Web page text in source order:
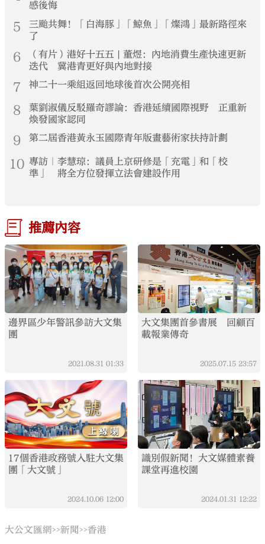
感後悔
5
三颱共舞！「白海豚」「鯨魚」「燦鴻」最新路徑來
了
6
（有片）港好十五五 | 董煜：內地消費生產快速更新
迭代 冀港青更好與內地對接
7 神二十一乘組返回地球後首次公開亮相
8
葉劉淑儀反駁羅奇謬論：香港延續國際視野 正重新
煥發國家認同
9 第二屆香港黃永玉國際青年版畫藝術家扶持計劃
10 專訪｜李慧琼：議員上京研修是「充電」和「校
準」 將全方位發揮立法會建設作用
推薦內容
邊界區少年警訊參訪大文集
團
2021.08.31 01:33
大文集團首參書展 回顧百
載報業傳奇
2025.07.15 23:57
17個香港政務號入駐大文集
團「大文號」
2024.10.06 12:00
識別假新聞！大文媒體素養
課堂再進校園
2024.01.31 12:22
大公文匯網>>新聞>>香港